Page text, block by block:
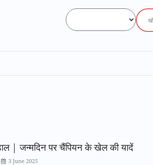
| जन्मदिन पर चैंपियन के खेल की यादें
3 June 2025